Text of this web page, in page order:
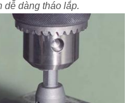
dễ dàng tháo lắp.